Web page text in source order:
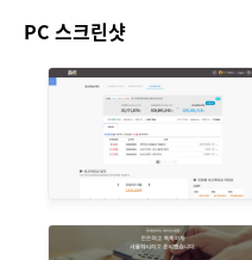
PC 스크린샷